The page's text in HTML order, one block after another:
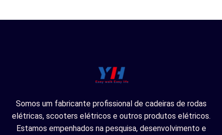
Somos um fabricante profissional de cadeiras de rodas
elétricas, scooters elétricos e outros produtos elétricos.
Estamos empenhados na pesquisa, desenvolvimento e